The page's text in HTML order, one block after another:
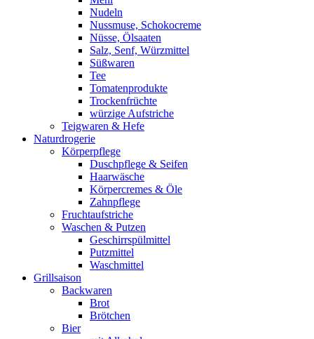
Nudeln
Nussmuse, Schokocreme
Nüsse, Ölsaaten
Salz, Senf, Würzmittel
Süßwaren
Tee
Tomatenprodukte
Trockenfrüchte
würzige Aufstriche
Teigwaren & Hefe
Naturdrogerie
Körperpflege
Duschpflege & Seifen
Haarwäsche
Körpercremes & Öle
Zahnpflege
Fruchtaufstriche
Waschen & Putzen
Geschirrspülmittel
Putzmittel
Waschmittel
Grillsaison
Backwaren
Brot
Brötchen
Bier